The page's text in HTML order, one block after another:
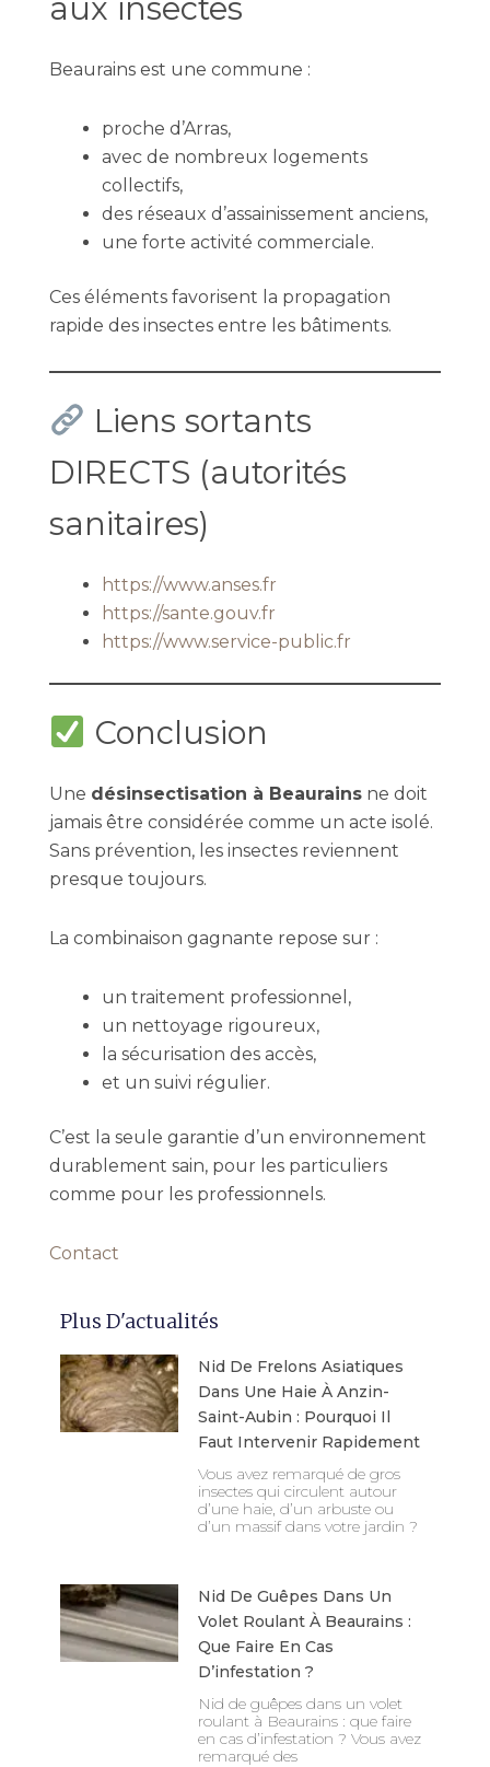
aux insectes
Beaurains est une commune :
proche d’Arras,
avec de nombreux logements
collectifs,
des réseaux d’assainissement anciens,
une forte activité commerciale.
Ces éléments favorisent la propagation
rapide des insectes entre les bâtiments.
Liens sortants
DIRECTS (autorités
sanitaires)
https://www.anses.fr
https://sante.gouv.fr
https://www.service-public.fr
Conclusion
Une désinsectisation à Beaurains ne doit
jamais être considérée comme un acte isolé.
Sans prévention, les insectes reviennent
presque toujours.
La combinaison gagnante repose sur :
un traitement professionnel,
un nettoyage rigoureux,
la sécurisation des accès,
et un suivi régulier.
C’est la seule garantie d’un environnement
durablement sain, pour les particuliers
comme pour les professionnels.
Contact
Plus D'actualités
Nid De Frelons Asiatiques
Dans Une Haie À Anzin-
Saint-Aubin : Pourquoi Il
Faut Intervenir Rapidement
Vous avez remarqué de gros
insectes qui circulent autour
d’une haie, d’un arbuste ou
d’un massif dans votre jardin ?
Nid De Guêpes Dans Un
Volet Roulant À Beaurains :
Que Faire En Cas
D’infestation ?
Nid de guêpes dans un volet
roulant à Beaurains : que faire
en cas d’infestation ? Vous avez
remarqué des